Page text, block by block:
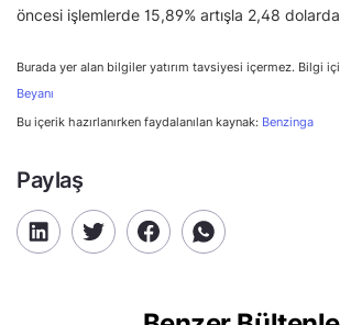
öncesi işlemlerde 15,89% artışla 2,48
Burada yer alan bilgiler yatırım tavsiyesi içermez. Bilgi
Beyanı
Bu içerik hazırlanırken faydalanılan kaynak: Benzinga
Paylaş